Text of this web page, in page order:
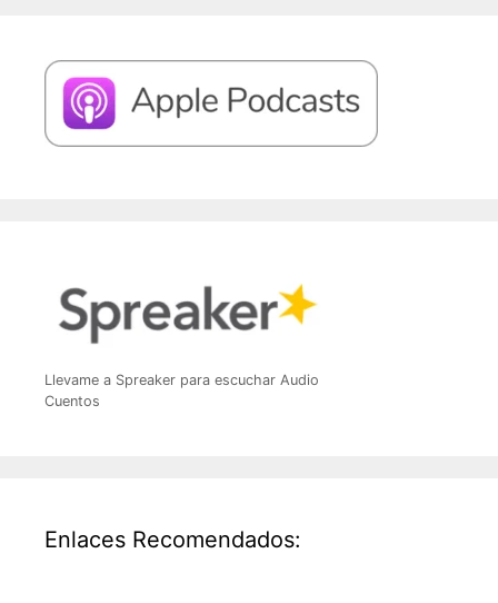
Llevame a Spreaker para escuchar Audio
Cuentos
Enlaces Recomendados: